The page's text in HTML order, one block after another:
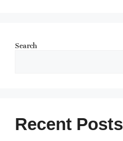
Search
Recent Posts